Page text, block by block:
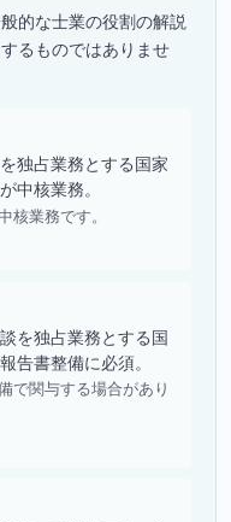
的な士業の役割の解説
るものではありませ
独占業務とする国家
中核業務。
核業務です。
を独占業務とする国
告書整備に必須。
で関与する場合があり